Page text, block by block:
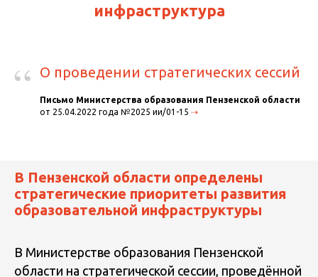
инфраструктура
“ О проведении стратегических сессий
Письмо Министерства образования Пензенской области
от 25.04.2022 года №2025 ии/01-15 ⇢
В Пензенской области определены
стратегические приоритеты развития
образовательной инфраструктуры
В Министерстве образования Пензенской
области на стратегической сессии, проведённой